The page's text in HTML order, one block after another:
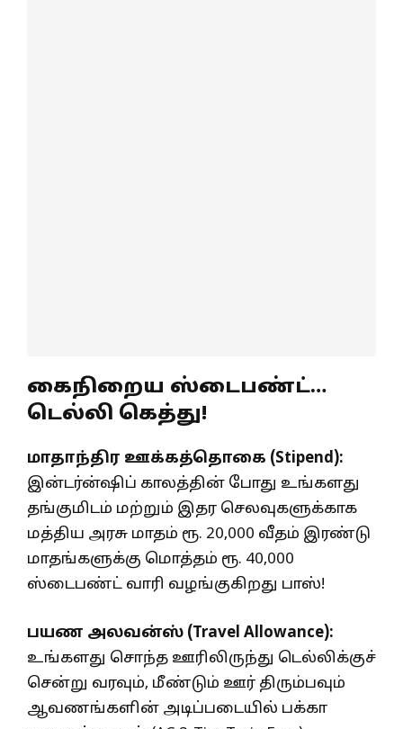
கைநிறைய ஸ்டைபண்ட்…
டெல்லி கெத்து!
மாதாந்திர ஊக்கத்தொகை (Stipend):
இன்டர்ன்ஷிப் காலத்தின் போது உங்களது
தங்குமிடம் மற்றும் இதர செலவுகளுக்காக
மத்திய அரசு மாதம் ரூ. 20,000 வீதம் இரண்டு
மாதங்களுக்கு மொத்தம் ரூ. 40,000
ஸ்டைபண்ட் வாரி வழங்குகிறது பாஸ்!
பயண அலவன்ஸ் (Travel Allowance):
உங்களது சொந்த ஊரிலிருந்து டெல்லிக்குச்
சென்று வரவும், மீண்டும் ஊர் திரும்பவும்
ஆவணங்களின் அடிப்படையில் பக்கா